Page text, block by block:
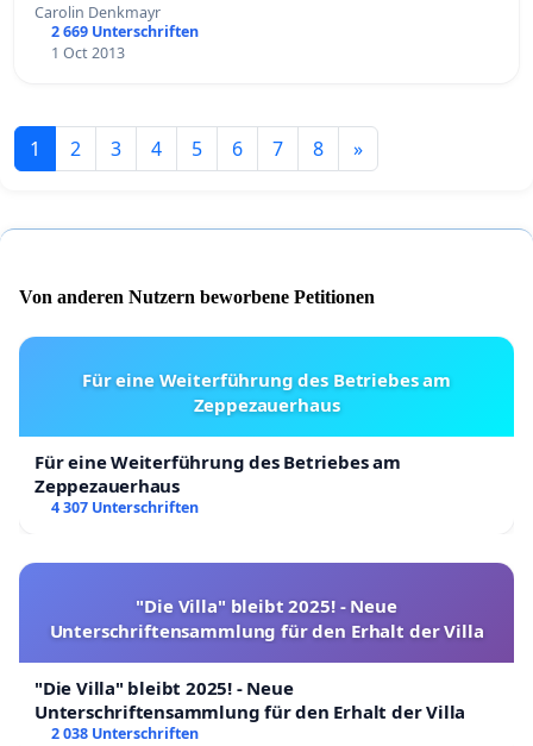
Carolin Denkmayr
2 669 Unterschriften
1 Oct 2013
1 2 3 4 5 6 7 8 »
Von anderen Nutzern beworbene Petitionen
Für eine Weiterführung des Betriebes am
Zeppezauerhaus
Für eine Weiterführung des Betriebes am
Zeppezauerhaus
4 307 Unterschriften
"Die Villa" bleibt 2025! - Neue
Unterschriftensammlung für den Erhalt der Villa
"Die Villa" bleibt 2025! - Neue
Unterschriftensammlung für den Erhalt der Villa
2 038 Unterschriften